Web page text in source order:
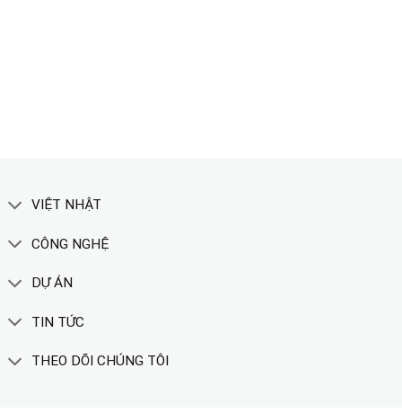
VIỆT NHẬT
CÔNG NGHỆ
DỰ ÁN
TIN TỨC
THEO DÕI CHÚNG TÔI